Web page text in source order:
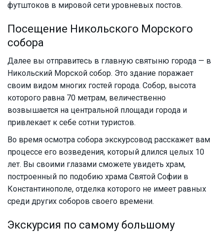
футштоков в мировой сети уровневых постов.
Посещение Никольского Морского
собора
Далее вы отправитесь в главную святыню города — в
Никольский Морской собор. Это здание поражает
своим видом многих гостей города. Собор, высота
которого равна 70 метрам, величественно
возвышается на центральной площади города и
привлекает к себе сотни туристов.
Во время осмотра собора экскурсовод расскажет вам
процессе его возведения, который длился целых 10
лет. Вы своими глазами сможете увидеть храм,
построенный по подобию храма Святой Софии в
Константинополе, отделка которого не имеет равных
среди других соборов своего времени.
Экскурсия по самому большому